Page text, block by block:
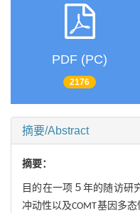
PDF (PC)
2176
摘要/Abstract
摘要：
目的在一项５年的随访研
冲动性以及COMT基因多态